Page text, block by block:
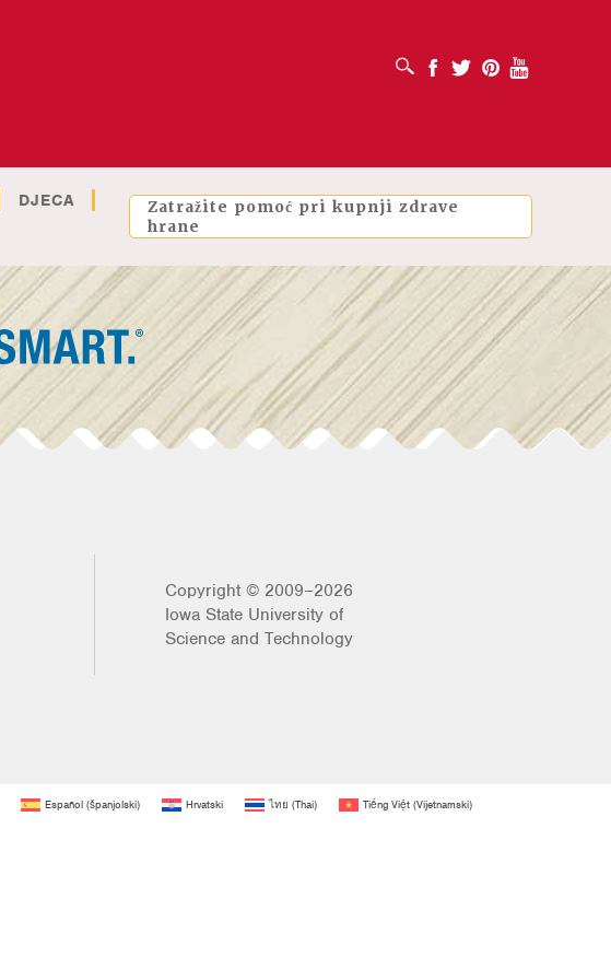
OTVORI OKVIR ZA PRETRAŽIVANJE
Facebook
Twitter PinterestYoutube
DJECA
Zatražite pomoć pri kupnji zdrave
hrane
Copyright © 2009–2026
Iowa State University of
Science and Technology
Español (španjolski) Hrvatski ไทย (Thai) Tiếng Việt (Vijetnamski)